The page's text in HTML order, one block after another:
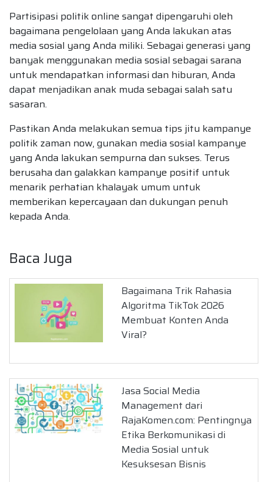
Partisipasi politik online sangat dipengaruhi oleh
bagaimana pengelolaan yang Anda lakukan atas
media sosial yang Anda miliki. Sebagai generasi yang
banyak menggunakan media sosial sebagai sarana
untuk mendapatkan informasi dan hiburan, Anda
dapat menjadikan anak muda sebagai salah satu
sasaran.
Pastikan Anda melakukan semua tips jitu kampanye
politik zaman now, gunakan media sosial kampanye
yang Anda lakukan sempurna dan sukses. Terus
berusaha dan galakkan kampanye positif untuk
menarik perhatian khalayak umum untuk
memberikan kepercayaan dan dukungan penuh
kepada Anda.
Baca Juga
Bagaimana Trik Rahasia
Algoritma TikTok 2026
Membuat Konten Anda
Viral?
Jasa Social Media
Management dari
RajaKomen.com: Pentingnya
Etika Berkomunikasi di
Media Sosial untuk
Kesuksesan Bisnis